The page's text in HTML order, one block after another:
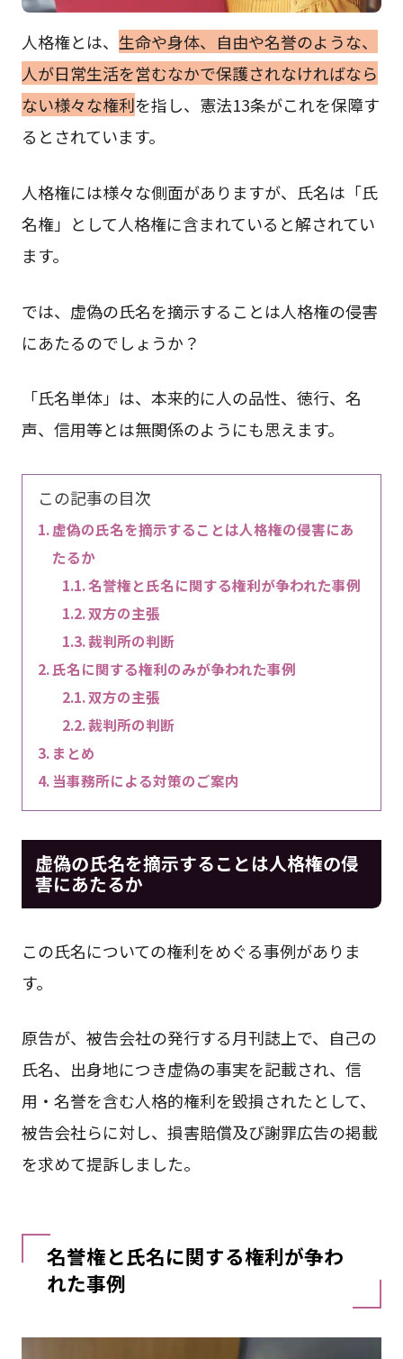
人格権とは、 生命や身体、自由や名誉のような、
人が日常生活を営むなかで保護されなければなら
ない様々な権利を指し、憲法13条がこれを保障す
るとされています。
人格権には様々な側面がありますが、氏名は「氏
名権」として人格権に含まれていると解されてい
ます。
では、虚偽の氏名を摘示することは人格権の侵害
にあたるのでしょうか？
「氏名単体」は、本来的に人の品性、徳行、名
声、信用等とは無関係のようにも思えます。
この記事の目次
虚偽の氏名を摘示することは人格権の侵害にあ
たるか
名誉権と氏名に関する権利が争われた事例
双方の主張
裁判所の判断
氏名に関する権利のみが争われた事例
双方の主張
裁判所の判断
まとめ
当事務所による対策のご案内
虚偽の氏名を摘示することは人格権の侵
害にあたるか
この氏名についての権利をめぐる事例がありま
す。
原告が、被告会社の発行する月刊誌上で、自己の
氏名、出身地につき虚偽の事実を記載され、信
用・名誉を含む人格的権利を毀損されたとして、
被告会社らに対し、損害賠償及び謝罪広告の掲載
を求めて提訴しました。
名誉権と氏名に関する権利が争わ
れた事例